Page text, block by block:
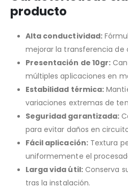
producto
Alta conductividad:
mejorar la transferencia de
Presentación de 10gr:
múltiples aplicaciones en
Estabilidad térmica:
variaciones extremas de
Seguridad garantizada:
para evitar daños en
Fácil aplicación:Textura
uniformemente el
Larga vida útil:Conserva
tras la instalación.